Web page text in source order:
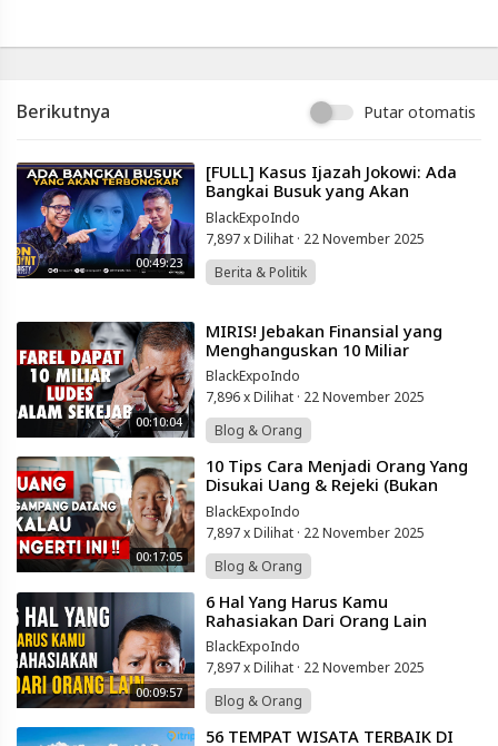
Berikutnya Putar otomatis
00:49:23
⁣[FULL] Kasus Ijazah Jokowi: Ada
Bangkai Busuk yang Akan
Terbongkar di Pengadilan! | On
Point #50
BlackExpoIndo
7,897 x Dilihat · 22 November 2025
Berita & Politik
00:10:04
⁣MIRIS! Jebakan Finansial yang
Menghanguskan 10 Miliar
BlackExpoIndo
7,896 x Dilihat · 22 November 2025
Blog & Orang
00:17:05
⁣10 Tips Cara Menjadi Orang Yang
Disukai Uang & Rejeki (Bukan
Pesugihan)
BlackExpoIndo
7,897 x Dilihat · 22 November 2025
Blog & Orang
00:09:57
⁣6 Hal Yang Harus Kamu
Rahasiakan Dari Orang Lain
BlackExpoIndo
7,897 x Dilihat · 22 November 2025
Blog & Orang
⁣56 TEMPAT WISATA TERBAIK DI